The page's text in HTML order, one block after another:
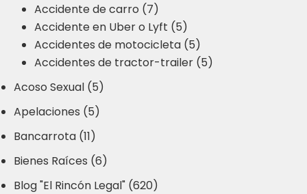
Accidente de carro (7)
Accidente en Uber o Lyft (5)
Accidentes de motocicleta (5)
Accidentes de tractor-trailer (5)
Acoso Sexual (5)
Apelaciones (5)
Bancarrota (11)
Bienes Raíces (6)
Blog "El Rincón Legal" (620)